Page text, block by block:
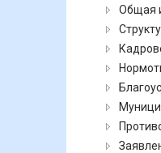
Общая